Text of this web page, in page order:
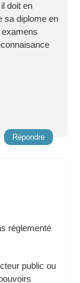
doit en
sa diplome en
Répondre
réglementé
public ou